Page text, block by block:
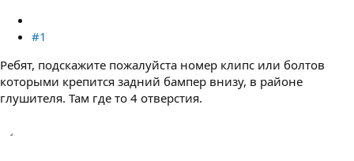
#1
Ребят, подскажите пожалуйста номер клипс или болтов
которыми крепится задний бампер внизу, в районе
глушителя. Там где то 4 отверстия.